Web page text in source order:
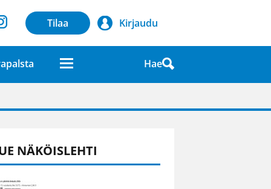
Tilaa Kirjaudu
Hae
lehdessä
NÄKÖISLEHTI